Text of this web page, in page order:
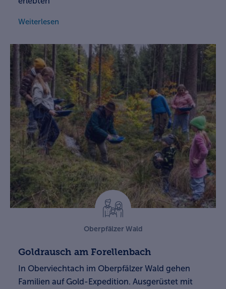
Weiterlesen
Oberpfälzer Wald
Goldrausch am Forellenbach
In Oberviechtach im Oberpfälzer Wald gehen
Familien auf Gold-Expedition. Ausgerüstet mit